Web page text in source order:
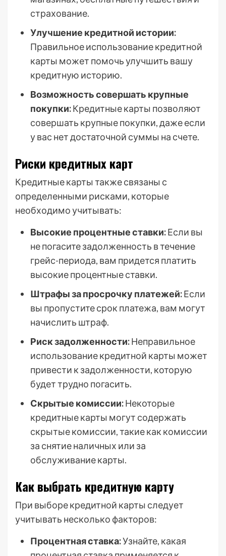
страхование.
Улучшение кредитной истории:
Правильное использование кредитной
карты может помочь улучшить вашу
кредитную историю.
Возможность совершать крупные
покупки:Кредитные карты позволяют
совершать крупные покупки, даже если
у вас нет достаточной суммы на счете.
Риски кредитных карт
Кредитные карты также связаны с
определенными рисками, которые
необходимо учитывать:
Высокие процентные ставки:Если вы
не погасите задолженность в течение
грейс-периода, вам придется платить
высокие процентные ставки.
Штрафы за просрочку платежей:Если
вы пропустите срок платежа, вам могут
начислить штраф.
Риск задолженности:Неправильное
использование кредитной карты может
привести к задолженности, которую
будет трудно погасить.
Скрытые комиссии:Некоторые
кредитные карты могут содержать
скрытые комиссии, такие как комиссии
за снятие наличных или за
обслуживание карты.
Как выбрать кредитную карту
При выборе кредитной карты следует
учитывать несколько факторов:
Процентная ставка:Узнайте, какая